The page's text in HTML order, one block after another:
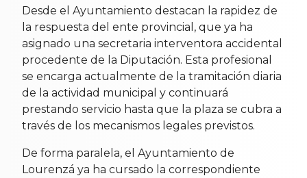
Desde el Ayuntamiento destacan la rapidez de
la respuesta del ente provincial, que ya ha
asignado una secretaria interventora accidental
procedente de la Diputación. Esta profesional
se encarga actualmente de la tramitación diaria
de la actividad municipal y continuará
prestando servicio hasta que la plaza se cubra a
través de los mecanismos legales previstos.
De forma paralela, el Ayuntamiento de
Lourenzá ya ha cursado la correspondiente